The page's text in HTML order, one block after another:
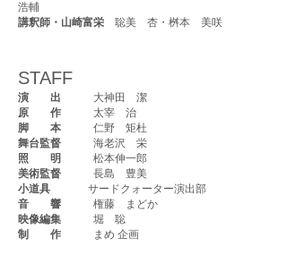
浩輔
講釈師・山崎富栄 聡美 杏・桝本 美咲
STAFF
演 出 大神田 潔
原 作
太宰 治
脚 本
仁野 矩杜
舞台監督
海老沢 栄
照 明
松本伸一郎
美術監督
長島 豊美
小道具
サードクォーター演出部
音 響
権藤 まどか
映像編集
堀 聡
制 作
まめ 企画